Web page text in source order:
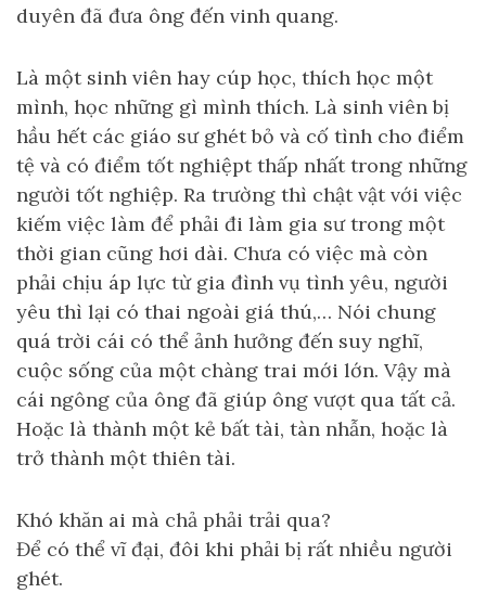
duyên đã đưa ông đến vinh quang.
Là một sinh viên hay cúp học, thích học một
mình, học những gì mình thích. Là sinh viên bị
hầu hết các giáo sư ghét bỏ và cố tình cho điểm
tệ và có điểm tốt nghiệpt thấp nhất trong những
người tốt nghiệp. Ra trường thì chật vật với việc
kiếm việc làm để phải đi làm gia sư trong một
thời gian cũng hơi dài. Chưa có việc mà còn
phải chịu áp lực từ gia đình vụ tình yêu, người
yêu thì lại có thai ngoài giá thú,… Nói chung
quá trời cái có thể ảnh hưởng đến suy nghĩ,
cuộc sống của một chàng trai mới lớn. Vậy mà
cái ngông của ông đã giúp ông vượt qua tất cả.
Hoặc là thành một kẻ bất tài, tàn nhẫn, hoặc là
trở thành một thiên tài.
Khó khăn ai mà chả phải trải qua?
Để có thể vĩ đại, đôi khi phải bị rất nhiều người
ghét.